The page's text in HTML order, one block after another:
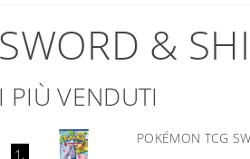
POUKAZ
SWORD &
I PIÙ VENDUTI
1.
POKÉMON TCG